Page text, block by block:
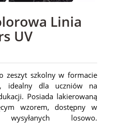
Linia
UV
zeszyt szkolny w formacie
idealny dla uczniów na
Posiada lakierowaną
wzorem, dostępny w
losowo.